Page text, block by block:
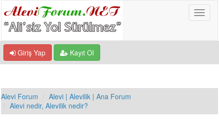
Giriş Yap Kayıt Ol
Alevi Forum
Alevi | Alevilik | Ana Forum
Alevi nedir, Alevilik nedir?